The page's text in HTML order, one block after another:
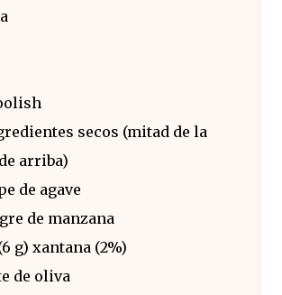
secos (mitad de la
arriba)
de agave
de manzana
g) xantana (2%)
de oliva